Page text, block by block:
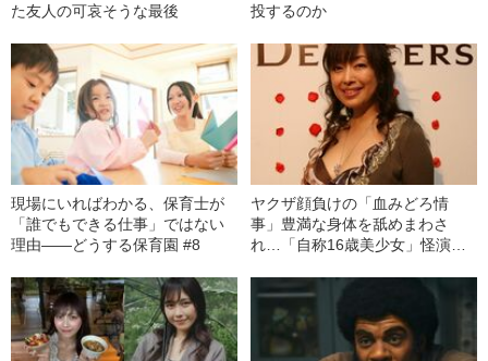
た友人の可哀そうな最後
投するのか
現場にいればわかる、保育士が
「誰でもできる仕事」ではない
理由――どうする保育園 #8
ヤクザ顔負けの「血みどろ情
事」豊満な身体を舐めまわさ
れ…「自称16歳美少女」怪演